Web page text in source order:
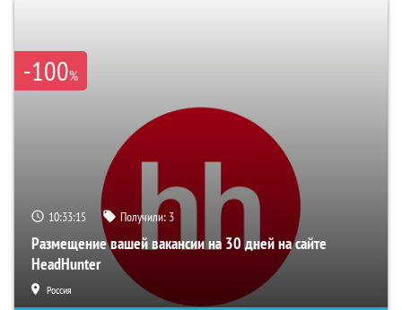
-100%
10:33:14 Получили: 3
Размещение вашей вакансии на 30 дней на сайте
HeadHunter
Россия